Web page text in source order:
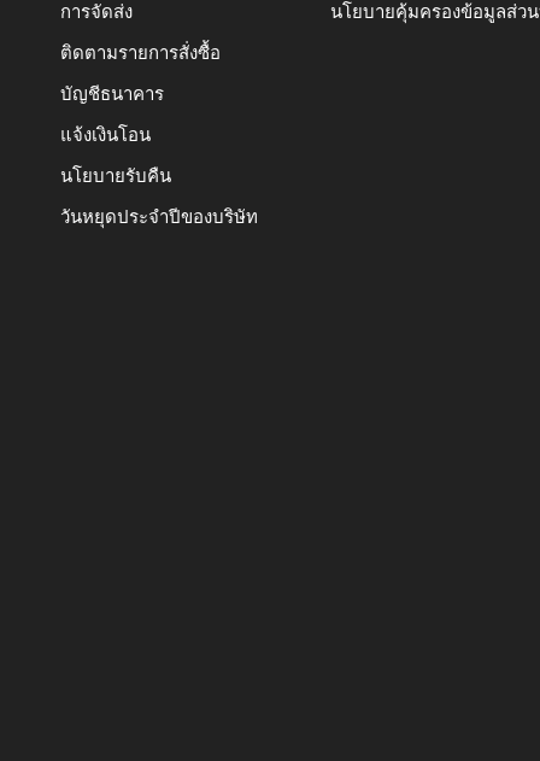
การจัดส่ง
ติดตามรายการสั่งซื้อ
บัญชีธนาคาร
แจ้งเงินโอน
นโยบายรับคืน
วันหยุดประจำปีของบริษัท
นโยบายคุ้มครองข้อมูลส่ว